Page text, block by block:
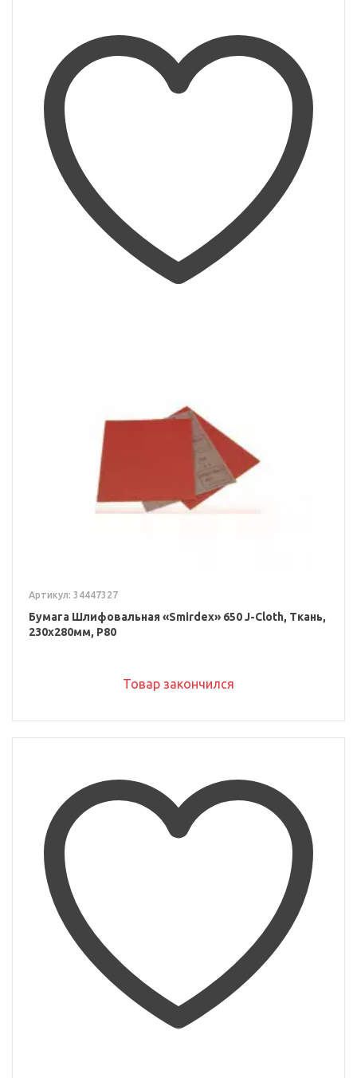
Артикул: 34447327
Бумага Шлифовальная «Smirdex» 650 J-Cloth, Ткань,
230x280мм, P80
Товар закончился